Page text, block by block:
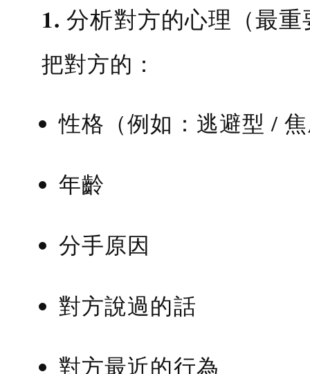
1. 分析對方的心理（最
把對方的：
性格（例如：逃避型 /
年齡
分手原因
對方說過的話
對方最近的行為